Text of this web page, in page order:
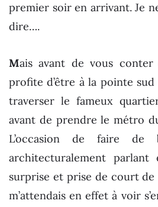
premier soir en arrivant. Je
dire….
Mais avant de vous
profite d’être à la pointe
traverser le fameux
avant de prendre le métro
L’occasion de faire de
architecturalement parlant
surprise et prise de court de
m’attendais en effet à voir